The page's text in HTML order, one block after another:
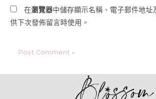
在瀏覽器中儲存顯示名稱、電子郵件地址
供下次發佈留言時使用。